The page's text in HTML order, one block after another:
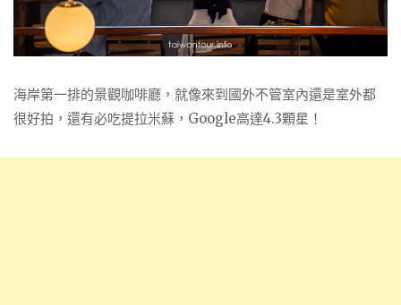
海岸第一排的景觀咖啡廳，就像來到國外不管室內還是室外都
很好拍，還有必吃提拉米蘇，Google高達4.3顆星！